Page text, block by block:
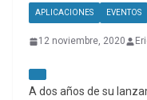
APLICACIONES EVENTOS
12 noviembre, 2020
A dos años de su